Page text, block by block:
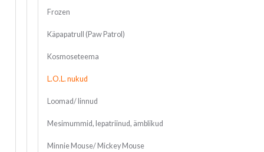
Frozen
Käpapatrull (Paw Patrol)
Kosmoseteema
L.O.L. nukud
Loomad/ linnud
Mesimummid, lepatriinud, ämblikud
Minnie Mouse/ Mickey Mouse